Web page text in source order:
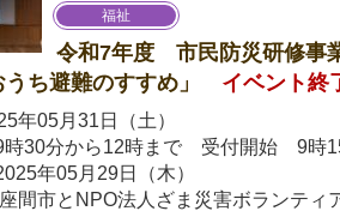
福祉
令和7年度 市民防災研修
ち避難のすすめ」
イベント終
年05月31日（土）
時30分から12時まで 受付開始 9時
年05月29日（木）
間市とNPO法人ざま災害ボランティ